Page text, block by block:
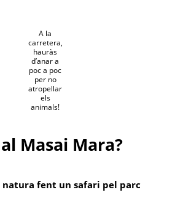
A la
carretera,
hauràs
d’anar a
poc a poc
per no
atropellar
els
animals!
Masai Mara?
natura fent un safari pel parc